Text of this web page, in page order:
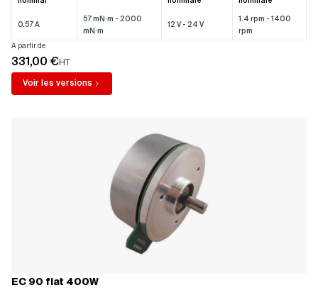
0.57 A
57 mN·m - 2000
mN·m
12 V - 24 V
1.4 rpm - 1400
rpm
A partir de
331,00 €HT
Voir les versions
EC 90 flat 400W